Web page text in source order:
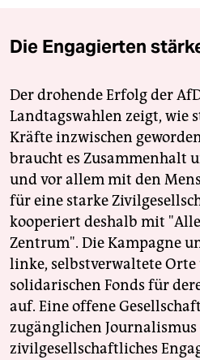
Die Engagierten
Der drohende Erfolg der
Landtagswahlen zeigt, wie
Kräfte inzwischen
braucht es Zusammenhalt
und vor allem mit den
für eine starke
kooperiert deshalb mit
Zentrum". Die Kampagne
linke, selbstverwaltete
solidarischen Fonds für
auf. Eine offene
zugänglichen Journalismus
zivilgesellschaftliches